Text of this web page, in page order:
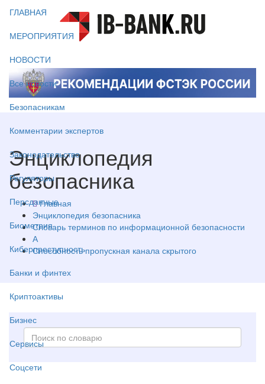
ГЛАВНАЯ
МЕРОПРИЯТИЯ
НОВОСТИ
Все новости
Безопасникам
Комментарии экспертов
Законодательство
Регуляторы
Персданные
Биометрия
Киберпреступность
Банки и финтех
Криптоактивы
Бизнес
Сервисы
Соцсети
Энциклопедия
безопасника
Главная
Энциклопедия безопасника
Словарь терминов по информационной безопасности
А
Способность пропускная канала скрытого